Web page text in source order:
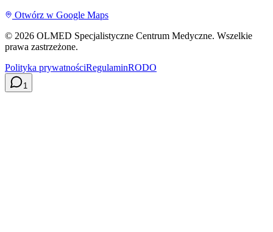
Otwórz w Google Maps
© 2026 OLMED Specjalistyczne Centrum Medyczne. Wszelkie
prawa zastrzeżone.
Polityka prywatnościRegulaminRODO
1